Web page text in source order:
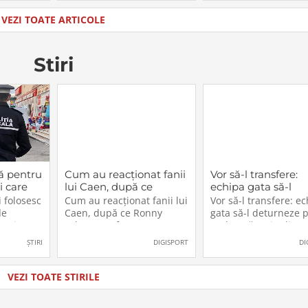
iar cu
totul ar
aceea
intermediul căreia cei doi
artiști își doresc să
unească românii de
le cât de importantă
Timișoara Music
palmares
VEZI TOATE ARTICOLE
Stiri
pentru
care
iar
sau
un
în care
ȘTIRI
Cum au reacționat fanii
lui Caen, după ce
Ronny Labonne a fost
prezentat oficial la
FCSB
Cum au reacționat fanii lui
Caen, după ce Ronny
Labonne a fost prezentat
DIGISPORT
Vor să-l transfere:
echipa gata să-l
deturneze pe
Drăgușin din
către Juventus!
Vor să-l transfere:
gata să-l deturneze
Radu Drăgușin din
drumul către
VEZI TOATE STIRILE